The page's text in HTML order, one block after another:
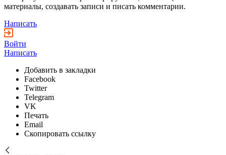
материалы, создавать записи и писать комментарии.
Написать
Войти
Написать
Добавить в закладки
Facebook
Twitter
Telegram
VK
Печать
Email
Скопировать ссылку